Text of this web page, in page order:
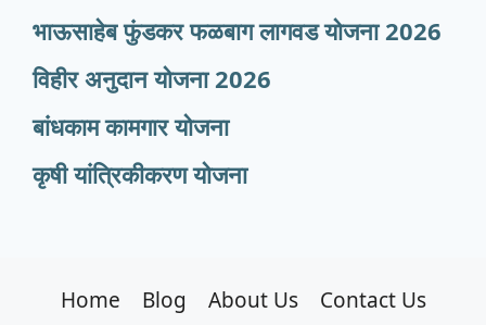
भाऊसाहेब फुंडकर फळबाग लागवड योजना 2026
विहीर अनुदान योजना 2026
बांधकाम कामगार योजना
कृषी यांत्रिकीकरण योजना
Home Blog About Us
Contact Us